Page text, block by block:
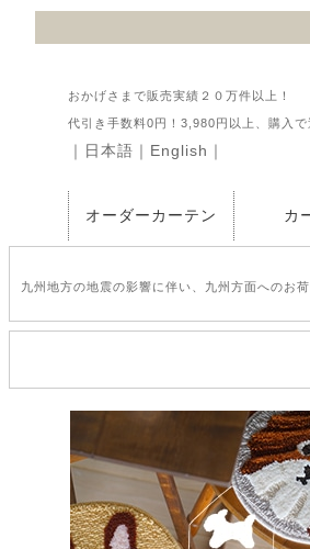
おかげさまで販売実績２０万件以上！
代引き手数料0円！3,980円以上、購入で
｜ 日本語 ｜ English ｜
オーダーカーテン カ
九州地方の地震の影響に伴い、九州方面へのお